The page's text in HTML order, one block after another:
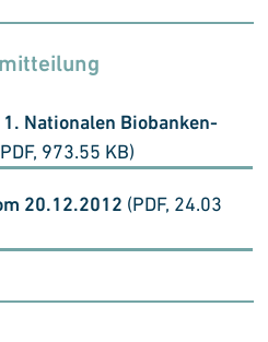
Nationalen Biobanken-
973.55 KB)
20.12.2012 (PDF, 24.03